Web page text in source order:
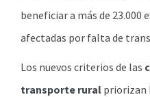
beneficiar a más de 23.000
afectadas por falta de
Los nuevos criterios de las
transporte rural priorizan